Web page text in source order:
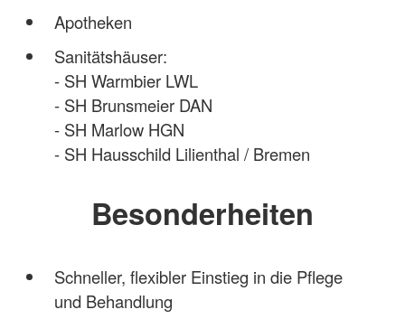
Apotheken
Sanitätshäuser:
- SH Warmbier LWL
- SH Brunsmeier DAN
- SH Marlow HGN
- SH Hausschild Lilienthal / Bremen
Besonderheiten
Schneller, flexibler Einstieg in die Pflege
und Behandlung